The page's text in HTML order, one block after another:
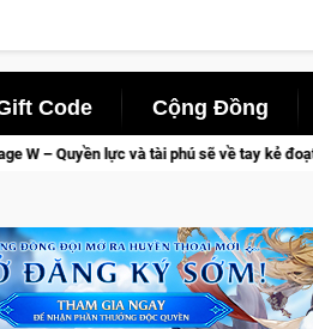
Code Cộng Đồng
đoạt được Vương Quyền thành Kent sắp tới!